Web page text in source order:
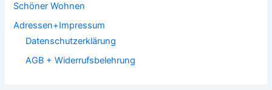
Schöner Wohnen
Adressen+Impressum
Datenschutzerklärung
AGB + Widerrufsbelehrung